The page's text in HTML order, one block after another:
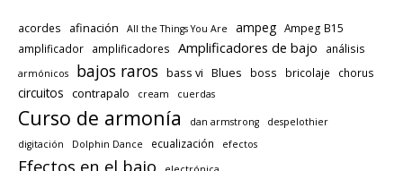
acordes afinación All the Things You Are ampeg Ampeg B15
amplificador
amplificadores Amplificadores de bajo análisis
armónicos bajos raros bass vi Blues boss bricolaje chorus
circuitos contrapalo cream cuerdas
Curso de armonía dan armstrong
despelothier
digitación
Dolphin Dance ecualización efectos
Efectos en el bajo